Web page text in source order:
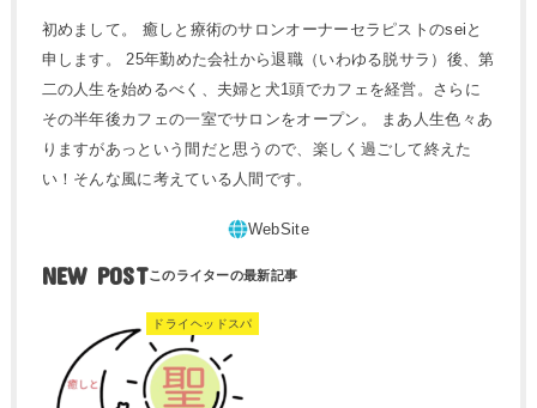
初めまして。 癒しと療術のサロンオーナーセラピストのseiと
申します。 25年勤めた会社から退職（いわゆる脱サラ）後、第
二の人生を始めるべく、夫婦と犬1頭でカフェを経営。さらに
その半年後カフェの一室でサロンをオープン。 まあ人生色々あ
りますがあっという間だと思うので、楽しく過ごして終えた
い！そんな風に考えている人間です。
NEW POST
ドライヘッドスパ